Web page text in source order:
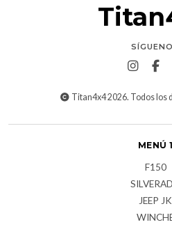
Titan4x4 2026. Todos los
MENÚ 1
F150
JEEP JK